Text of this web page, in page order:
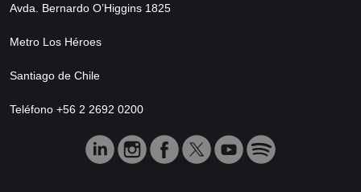
Avda. Bernardo O’Higgins 1825
Metro Los Héroes
Santiago de Chile
Teléfono +56 2 2692 0200